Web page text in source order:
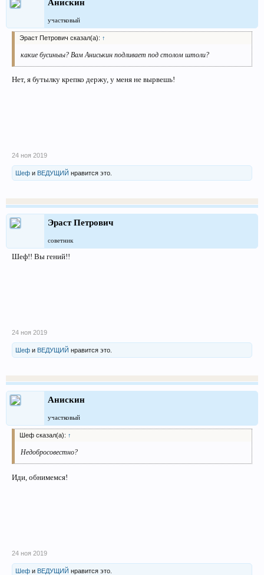
Анискин
участковый
Эраст Петрович сказал(а): ↑
какие бусиныы? Вам Аниськин подливает под столом штоли?
Нет, я бутылку крепко держу, у меня не вырвешь!
24 ноя 2019
Шеф и ВЕДУЩИЙ нравится это.
Эраст Петрович
советник
Шеф!! Вы гений!!
24 ноя 2019
Шеф и ВЕДУЩИЙ нравится это.
Анискин
участковый
Шеф сказал(а): ↑
Недобросовестно?
Иди, обнимемся!
24 ноя 2019
Шеф и ВЕДУЩИЙ нравится это.